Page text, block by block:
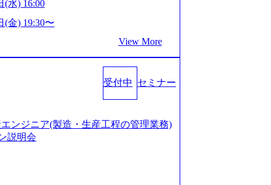
ウを活かしつつ、あらゆる業種・業
するために、戦略策定、組織改革、
ィングファーム） 社名の由来は”DXエ
ないでは金融以外の領域にX（クロ
が強い企業として認知されていたが、
事業を始め、パブリック、製造業、
のあるファーム。 ワンプール制では
方でも幅広に経験を積みたい方でも、
storage.googleapis.com/our-vision-pr
our-vision-production.appspot.com/pu
(水) 16:00
(金) 19:30〜
View More
受付中 セミナー
ンジニア(製造・生産工程の管理業務)
説明会